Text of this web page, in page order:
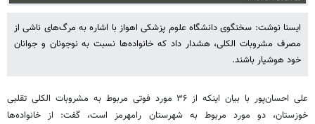
ایسنا نوشت: سخنگوی دانشگاه علوم پزشکی اهواز با اشاره به مرگ‌های ناشی از
مصرف مشروبات الکلی، هشدار داد که خانواده‌ها نسبت به نوجونان و جوانان
خود هوشیار باشند.
علی احسان‌پور با بیان اینکه از ۳۶ مورد فوتی مربوط به مشروبات الکلی تقلبی
خوزستان، دو مورد مربوط به شهرستان رامهرمز است، گفت: از خانواده‌ها